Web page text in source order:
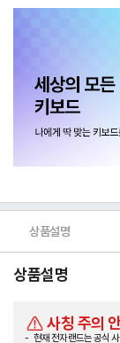
상품설명
상품설명
사칭 주의
현재 전자랜드는 공식